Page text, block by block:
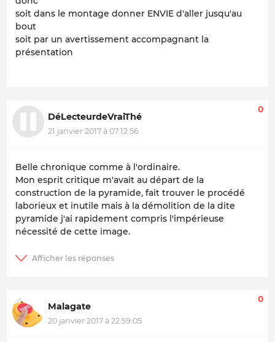
soit dans le montage donner ENVIE d'aller jusqu'au
bout
soit par un avertissement accompagnant la
présentation
DéLecteurdeVraiThé
21 janvier 2017 à 07:12:56
0
Belle chronique comme à l'ordinaire.
Mon esprit critique m'avait au départ de la
construction de la pyramide, fait trouver le procédé
laborieux et inutile mais à la démolition de la dite
pyramide j'ai rapidement compris l'impérieuse
nécessité de cette image.
Malagate
20 janvier 2017 à 22:59:05
0